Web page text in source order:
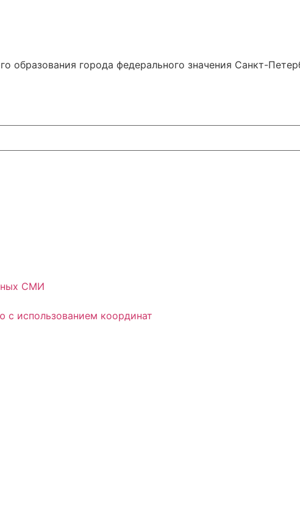
образования города федерального значения Санкт-
СМИ
с использованием координат